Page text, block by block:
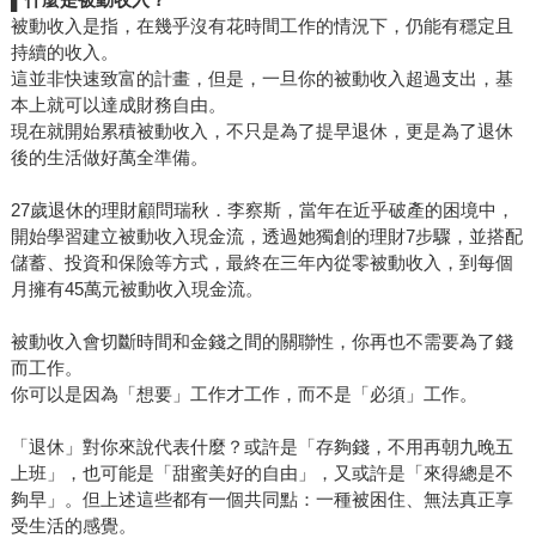
被動收入是指，在幾乎沒有花時間工作的情況下，仍能有穩定且
持續的收入。
這並非快速致富的計畫，但是，一旦你的被動收入超過支出，基
本上就可以達成財務自由。
現在就開始累積被動收入，不只是為了提早退休，更是為了退休
後的生活做好萬全準備。
27歲退休的理財顧問瑞秋．李察斯，當年在近乎破產的困境中，
開始學習建立被動收入現金流，透過她獨創的理財7步驟，並搭配
儲蓄、投資和保險等方式，最終在三年內從零被動收入，到每個
月擁有45萬元被動收入現金流。
被動收入會切斷時間和金錢之間的關聯性，你再也不需要為了錢
而工作。
你可以是因為「想要」工作才工作，而不是「必須」工作。
「退休」對你來說代表什麼？或許是「存夠錢，不用再朝九晚五
上班」，也可能是「甜蜜美好的自由」，又或許是「來得總是不
夠早」。但上述這些都有一個共同點：一種被困住、無法真正享
受生活的感覺。